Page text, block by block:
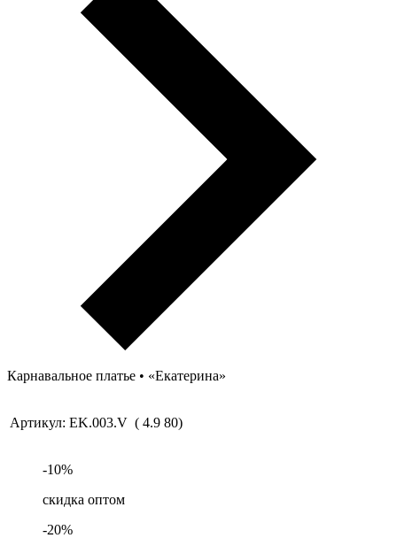
Карнавальное платье • «Екатерина»
Артикул: EK.003.V ( 4.9 80)
-10%
скидка оптом
-20%